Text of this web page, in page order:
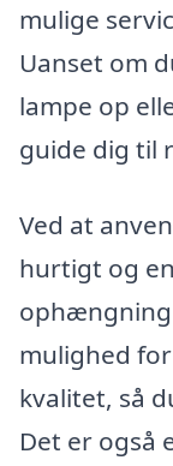
mulige
Uanset om
lampe op
guide dig til
Ved at
hurtigt og
ophængning
mulighed
kvalitet, så
Det er også